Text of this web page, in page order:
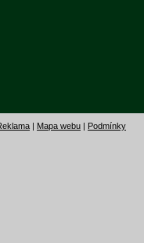
| Mapa webu | Podmínky